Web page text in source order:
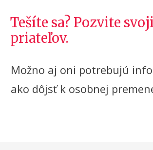
Tešíte sa? Pozvite
priateľov.
Možno aj oni potrebujú
ako dôjsť k osobnej